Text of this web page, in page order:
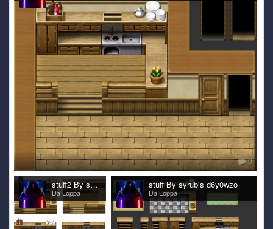
0
stuff2 By syrubis d6y0x05
Da Loppa
stuff By syrubis d6y0wzo
Da Loppa